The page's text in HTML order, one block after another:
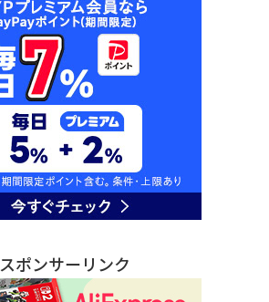
スポンサーリンク